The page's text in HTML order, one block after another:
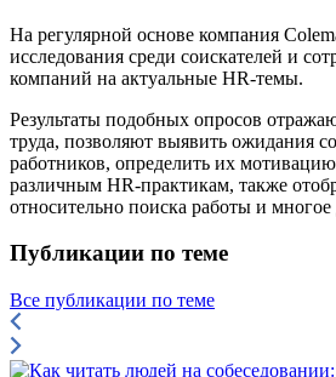
На регулярной основе компания
исследования среди соискателей и
компаний на актуальные HR-темы.
Результаты подобных опросов
труда, позволяют выявить ожидания
работников, определить их
различным HR-практикам, также
относительно поиска работы и многое
Публикации по теме
Все публикации по теме